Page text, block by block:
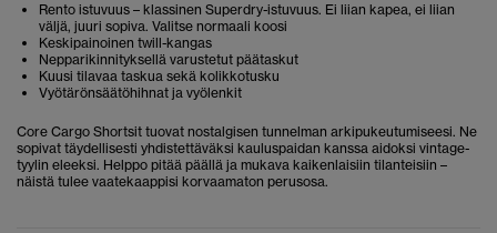
Rento istuvuus – klassinen Superdry-istuvuus. Ei liian kapea, ei liian
väljä, juuri sopiva. Valitse normaali koosi
Keskipainoinen twill-kangas
Nepparikinnityksellä varustetut päätaskut
Kuusi tilavaa taskua sekä kolikkotusku
Vyötärönsäätöhihnat ja vyölenkit
Core Cargo Shortsit tuovat nostalgisen tunnelman arkipukeutumiseesi. Ne
sopivat täydellisesti yhdistettäväksi kauluspaidan kanssa aidoksi vintage-
tyylin eleeksi. Helppo pitää päällä ja mukava kaikenlaisiin tilanteisiin –
näistä tulee vaatekaappisi korvaamaton perusosa.